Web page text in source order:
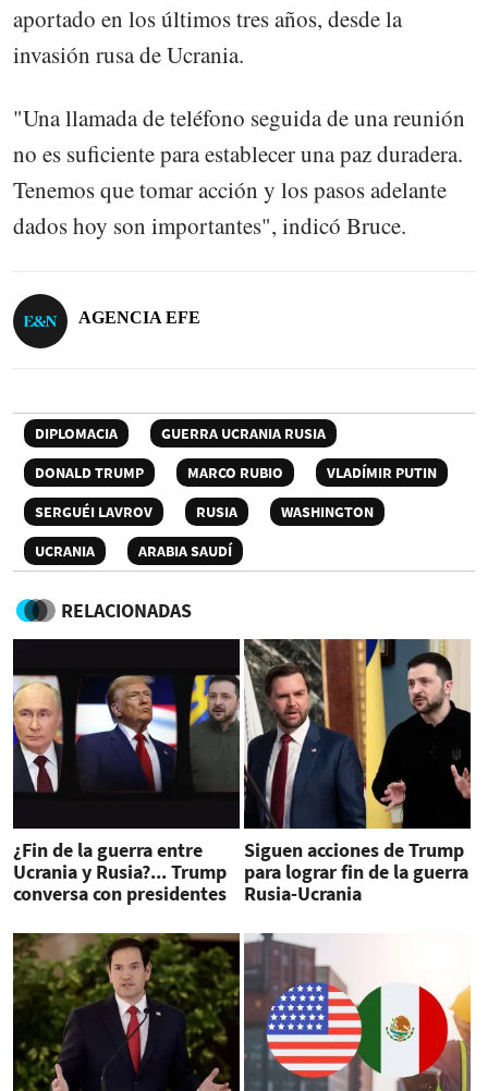
aportado en los últimos tres años, desde la
invasión rusa de Ucrania.
"Una llamada de teléfono seguida de una reunión
no es suficiente para establecer una paz duradera.
Tenemos que tomar acción y los pasos adelante
dados hoy son importantes", indicó Bruce.
AGENCIA EFE
DIPLOMACIA
GUERRA UCRANIA RUSIA
DONALD TRUMP
MARCO RUBIO
VLADÍMIR PUTIN
SERGUÉI LAVROV
RUSIA
WASHINGTON
UCRANIA
ARABIA SAUDÍ
RELACIONADAS
¿Fin de la guerra entre
Ucrania y Rusia?... Trump
conversa con presidentes
Siguen acciones de Trump
para lograr fin de la guerra
Rusia-Ucrania